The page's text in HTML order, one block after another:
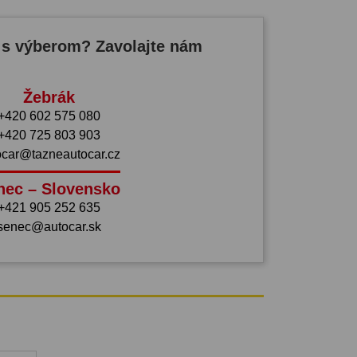
výberom? Zavolajte nám
Žebrák
602 575 080
725 803 903
– Slovensko
905 252 635